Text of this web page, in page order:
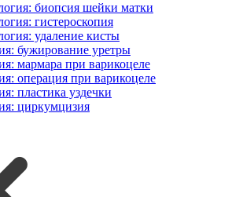
биопсия шейки матки
гистероскопия
удаление кисты
бужирование уретры
мармара при варикоцеле
операция при варикоцеле
пластика уздечки
циркумцизия